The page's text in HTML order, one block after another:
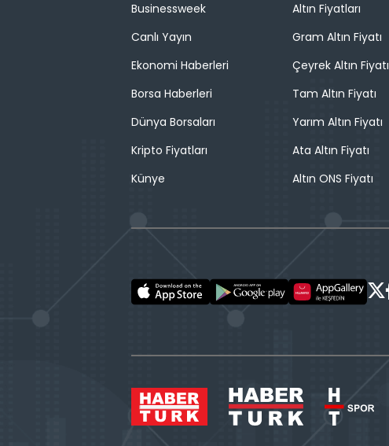
Businessweek
Canlı Yayın
Ekonomi Haberleri
Borsa Haberleri
Dünya Borsaları
Kripto Fiyatları
Künye
Altın Fiyatları
Gram Altın Fiyatı
Çeyrek Altın Fiyatı
Tam Altın Fiyatı
Yarım Altın Fiyatı
Ata Altın Fiyatı
Altın ONS Fiyatı